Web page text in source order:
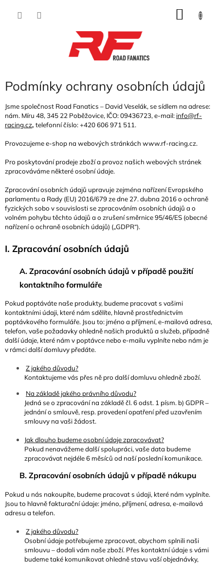
Podmínky ochrany osobních údajů
Jsme společnost Road Fanatics – David Veselák, se sídlem na adrese:
nám. Míru 48, 345 22 Poběžovice, IČO: 09436723, e-mail: info@rf-
racing.cz, telefonní číslo: +420 606 971 511.
Provozujeme e-shop na webových stránkách www.rf-racing.cz.
Pro poskytování prodeje zboží a provoz našich webových stránek
zpracováváme některé osobní údaje.
Zpracování osobních údajů upravuje zejména nařízení Evropského
parlamentu a Rady (EU) 2016/679 ze dne 27. dubna 2016 o ochraně
fyzických sobo v souvislosti se zpracováním osobních údajů a o
volném pohybu těchto údajů a o zrušení směrnice 95/46/ES (obecné
nařízení o ochraně osobních údajů) („GDPR“).
I. Zpracování osobních údajů
A. Zpracování osobních údajů v případě použití
kontaktního formuláře
Pokud poptáváte naše produkty, budeme pracovat s vašimi
kontaktními údaji, které nám sdělíte, hlavně prostřednictvím
poptávkového formuláře. Jsou to: jméno a příjmení, e-mailová adresa,
telefon, vaše požadavky ohledně našich produktů a služeb, případně
další údaje, které nám v poptávce nebo e-mailu vyplníte nebo nám je
v rámci další domluvy předáte.
Z jakého důvodu?
Kontaktujeme vás přes ně pro další domluvu ohledně zboží.
Na základě jakého právního důvodu?
Jedná se o zpracování na základě čl. 6 odst. 1 písm. b) GDPR –
jednání o smlouvě, resp. provedení opatření před uzavřením
smlouvy na vaši žádost.
Jak dlouho budeme osobní údaje zpracovávat?
Pokud nenavážeme další spolupráci, vaše data budeme
zpracovávat nejdéle 6 měsíců od naší poslední komunikace.
B. Zpracování osobních údajů v případě nákupu
Pokud u nás nakoupíte, budeme pracovat s údaji, které nám vyplníte.
Jsou to hlavně fakturační údaje: jméno, příjmení, adresa, e-mailová
adresu a telefon.
Z jakého důvodu?
Osobní údaje potřebujeme zpracovat, abychom splnili naši
smlouvu – dodali vám naše zboží. Přes kontaktní údaje s vámi
budeme také komunikovat ohledně stavu vaší objednávky,